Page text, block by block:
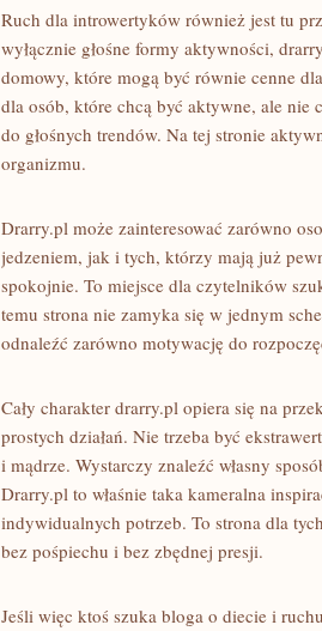
Ruch dla introwertyków również jest tu
wyłącznie głośne formy aktywności,
domowy, które mogą być równie cenne
dla osób, które chcą być aktywne, ale nie
do głośnych trendów. Na tej stronie
organizmu.
Drarry.pl może zainteresować zarówno
jedzeniem, jak i tych, którzy mają już
spokojnie. To miejsce dla czytelników
temu strona nie zamyka się w jednym
odnaleźć zarówno motywację do
Cały charakter drarry.pl opiera się na
prostych działań. Nie trzeba być
i mądrze. Wystarczy znaleźć własny
Drarry.pl to właśnie taka kameralna
indywidualnych potrzeb. To strona dla
bez pośpiechu i bez zbędnej presji.
Jeśli więc ktoś szuka bloga o diecie i